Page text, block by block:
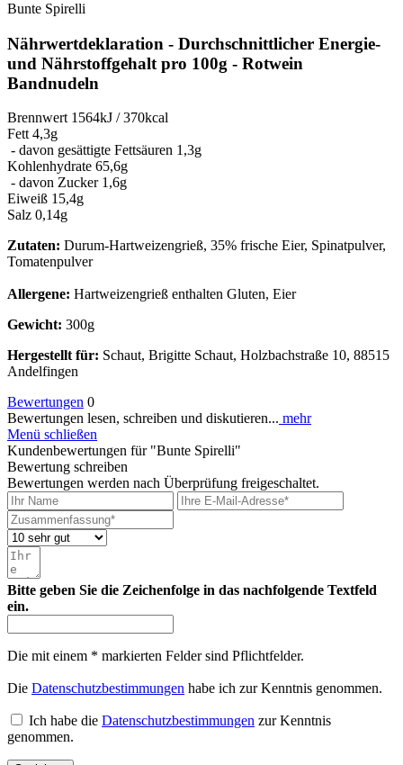
Bunte Spirelli
Nährwertdeklaration - Durchschnittlicher Energie-
und Nährstoffgehalt pro 100g - Rotwein
Bandnudeln
Brennwert 1564kJ / 370kcal
Fett 4,3g
- davon gesättigte Fettsäuren 1,3g
Kohlenhydrate 65,6g
- davon Zucker 1,6g
Eiweiß 15,4g
Salz 0,14g
Zutaten: Durum-Hartweizengrieß, 35% frische Eier, Spinatpulver,
Tomatenpulver
Allergene: Hartweizengrieß enthalten Gluten, Eier
Gewicht: 300g
Hergestellt für: Schaut, Brigitte Schaut, Holzbachstraße 10, 88515
Andelfingen
Bewertungen 0
Bewertungen lesen, schreiben und diskutieren... mehr
Menü schließen
Kundenbewertungen für "Bunte Spirelli"
Bewertung schreiben
Bewertungen werden nach Überprüfung freigeschaltet.
Bitte geben Sie die Zeichenfolge in das nachfolgende Textfeld
ein.
Die mit einem * markierten Felder sind Pflichtfelder.
Die Datenschutzbestimmungen habe ich zur Kenntnis genommen.
Ich habe die Datenschutzbestimmungen zur Kenntnis
genommen.